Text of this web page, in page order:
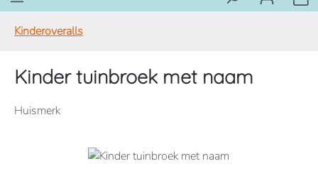
Kinderoveralls
Kinder tuinbroek met naam
Huismerk
Afbeeldingengalerij overslaan